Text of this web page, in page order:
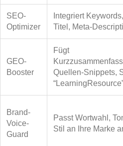
SEO-
Optimizer
Integriert
Titel, Meta-
GEO-
Booster
Fügt
Quellen-Snippets,
Brand-
Voice-
Guard
Passt Wortwahl,
Stil an Ihre Marke